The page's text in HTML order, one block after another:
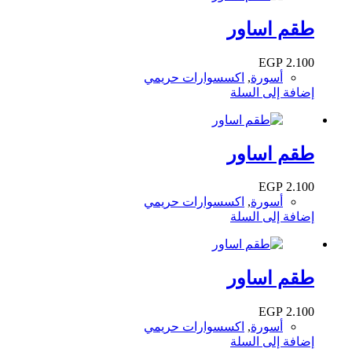
طقم اساور
EGP 2.100
أسورة, اكسسوارات حريمي
إضافة إلى السلة
طقم اساور
EGP 2.100
أسورة, اكسسوارات حريمي
إضافة إلى السلة
طقم اساور
EGP 2.100
أسورة, اكسسوارات حريمي
إضافة إلى السلة